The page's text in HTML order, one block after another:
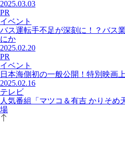
2025.03.03
PR
イベント
バス運転手不足が深刻に！？バス
にか
2025.02.20
PR
イベント
日本海側初の一般公開！特別映画
2025.02.16
テレビ
人気番組「マツコ＆有吉 かりそめ
場